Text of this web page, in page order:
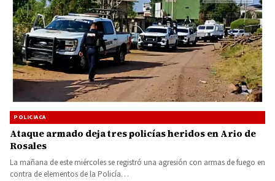
POLICIACA
Ataque armado deja tres policías heridos en Ario de
Rosales
La mañana de este miércoles se registró una agresión con armas de fuego en
contra de elementos de la Policía…